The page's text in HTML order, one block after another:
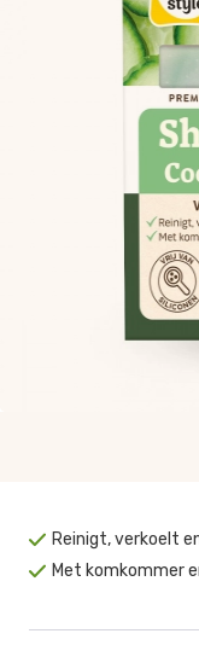
Reinigt, verkoelt
Met komkommer